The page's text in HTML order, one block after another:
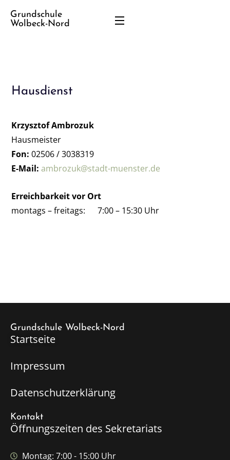
Grundschule
Wolbeck-Nord
Hausdienst
Krzysztof Ambrozuk
Hausmeister
Fon: 02506 / 3038319
E-Mail: ambrozuk@stadt-muenster.de
Erreichbarkeit vor Ort
montags – freitags: 7:00 – 15:30 Uhr
Grundschule Wolbeck-Nord
Startseite
Impressum
Datenschutzerklärung
Kontakt
Öffnungszeiten des Sekretariats
Montag: 7:00 - 15:00 Uhr